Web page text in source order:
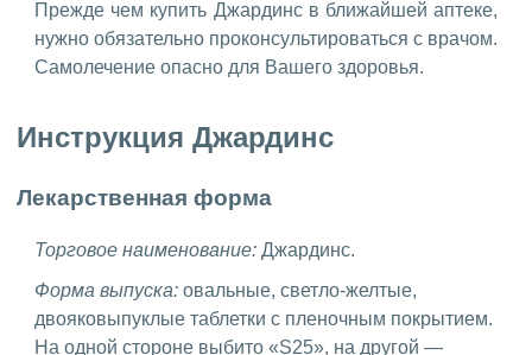
Прежде чем купить Джардинс в ближайшей аптеке,
нужно обязательно проконсультироваться с врачом.
Самолечение опасно для Вашего здоровья.
Инструкция Джардинс
Лекарственная форма
Торговое наименование: Джардинс.
Форма выпуска: овальные, светло-желтые,
двояковыпуклые таблетки с пленочным покрытием.
На одной стороне выбито «S25», на другой —